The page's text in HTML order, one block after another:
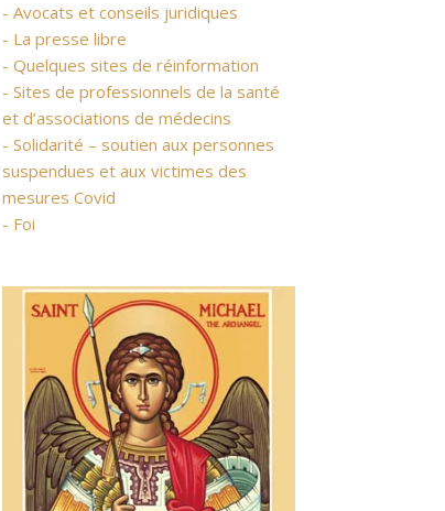
- Avocats et conseils juridiques
- La presse libre
- Quelques sites de réinformation
- Sites de professionnels de la santé
et d’associations de médecins
- Solidarité – soutien aux personnes
suspendues et aux victimes des
mesures Covid
- Foi